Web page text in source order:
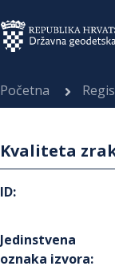
Početna
Kvaliteta
ID:
Jedinstvena
oznaka izvora: